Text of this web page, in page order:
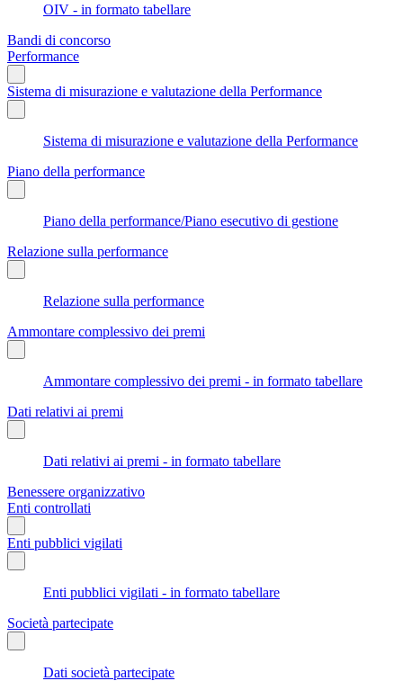
OIV - in formato tabellare
Bandi di concorso
Performance
Sistema di misurazione e valutazione della Performance
Sistema di misurazione e valutazione della Performance
Piano della performance
Piano della performance/Piano esecutivo di gestione
Relazione sulla performance
Relazione sulla performance
Ammontare complessivo dei premi
Ammontare complessivo dei premi - in formato tabellare
Dati relativi ai premi
Dati relativi ai premi - in formato tabellare
Benessere organizzativo
Enti controllati
Enti pubblici vigilati
Enti pubblici vigilati - in formato tabellare
Società partecipate
Dati società partecipate